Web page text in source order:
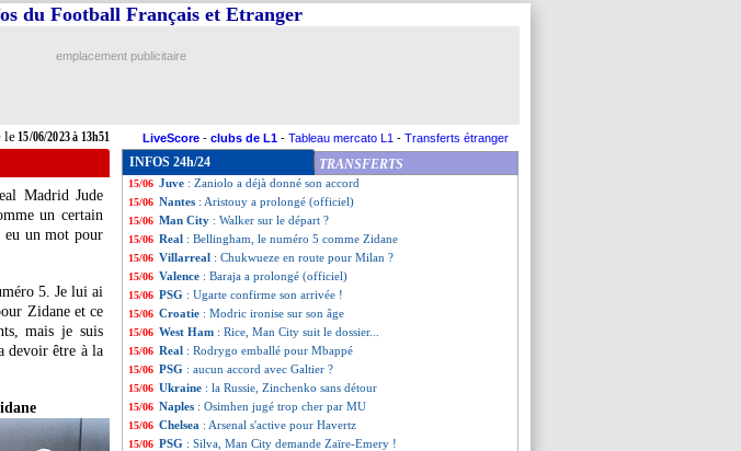
le15/06/2023 à 13h51
du Football Français et Etranger
emplacement publicitaire
LiveScore - clubs de L1 - Tableau mercato L1 - Transferts étranger
Madrid Jude
un certain
eu un mot pour
5. Je lui ai
Zidane et ce
mais je suis
devoir être à la
INFOS 24h/24 TRANSFERTS
15/06 Tottenham: Richarlison rêve du Real
15/06 Amical
15/06 FIFA: racisme, une commission avec Vinicius
15/06 Real: Bellingham justifie son choix
15/06 Juve : Zaniolo a déjà donné son accord
15/06 Nantes : Aristouy a prolongé (officiel)
15/06 Man City : Walker sur le départ ?
15/06 Real : Bellingham, le numéro 5 comme Zidane
15/06 Villarreal : Chukwueze en route pour Milan ?
15/06 Valence : Baraja a prolongé (officiel)
15/06 PSG : Ugarte confirme son arrivée !
15/06 Croatie : Modric ironise sur son âge
15/06 West Ham : Rice, Man City suit le dossier...
15/06 Real : Rodrygo emballé pour Mbappé
15/06 PSG : aucun accord avec Galtier ?
15/06 Ukraine : la Russie, Zinchenko sans détour
15/06 Naples : Osimhen jugé trop cher par MU
15/06 Chelsea : Arsenal s'active pour Havertz
15/06 PSG : Silva, Man City demande Zaïre-Emery !